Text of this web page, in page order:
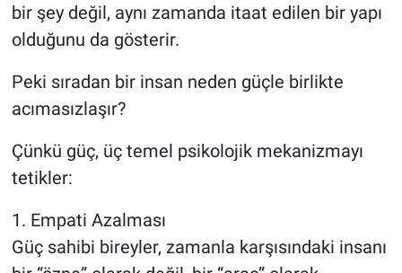
bir şey değil, aynı zamanda itaat edilen bir yapı
olduğunu da gösterir.
Peki sıradan bir insan neden güçle birlikte
acımasızlaşır?
Çünkü güç, üç temel psikolojik mekanizmayı
tetikler:
1. Empati Azalması
Güç sahibi bireyler, zamanla karşısındaki insanı